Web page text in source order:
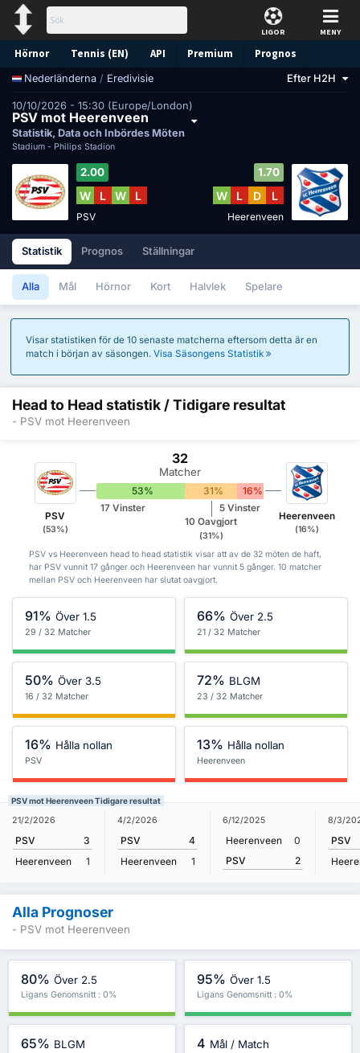
LIGOR MENY
Hörnor Tennis (EN) API Premium Prognos
Nederländerna / Eredivisie Efter H2H
10/10/2026 - 15:30 (Europe/London)
PSV mot Heerenveen
Statistik, Data och Inbördes Möten
Stadium - Philips Stadion
2.00
W L W L
PSV
1.70
W L D L
Heerenveen
Statistik Prognos Ställningar
Alla Mål Hörnor Kort Halvlek Spelare
Visar statistiken för de 10 senaste matcherna eftersom detta är en
match i början av säsongen. Visa Säsongens Statistik
Head to Head statistik / Tidigare resultat
- PSV mot Heerenveen
PSV
(53%)
32
Matcher
53% 31% 16%
17 Vinster
10 Oavgjort
(31%)
5 Vinster
Heerenveen
(16%)
PSV vs Heerenveen head to head statistik visar att av de 32 möten de haft,
har PSV vunnit 17 gånger och Heerenveen har vunnit 5 gånger. 10 matcher
mellan PSV och Heerenveen har slutat oavgjort.
91% Över 1.5
29 / 32 Matcher
66% Över 2.5
21 / 32 Matcher
50% Över 3.5
16 / 32 Matcher
72% BLGM
23 / 32 Matcher
16% Hålla nollan
PSV
13% Hålla nollan
Heerenveen
PSV mot Heerenveen Tidigare resultat
21/2/2026
PSV
3
Heerenveen
1
4/2/2026
PSV
4
Heerenveen
1
6/12/2025
Heerenveen
0
PSV
2
8/3/
PSV
Alla Prognoser
- PSV mot Heerenveen
80% Över 2.5
Ligans Genomsnitt : 0%
95% Över 1.5
Ligans Genomsnitt : 0%
65% BLGM 4 Mål / Match